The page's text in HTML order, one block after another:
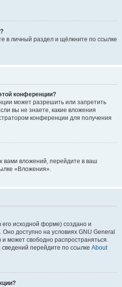
в личный раздел и щёлкните по ссылке
конференции?
может разрешить или запретить
вы не знаете, какие вложения
конференции для получения
вами вложений, перейдите в ваш
«Вложения».
исходной форме) создано и
. Оно доступно на условиях GNU General
может свободно распространяться.
перейдите по ссылке About